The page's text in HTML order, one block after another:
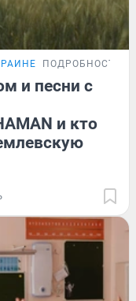
ПОДРОБНОСТИ
и песни с
и кто